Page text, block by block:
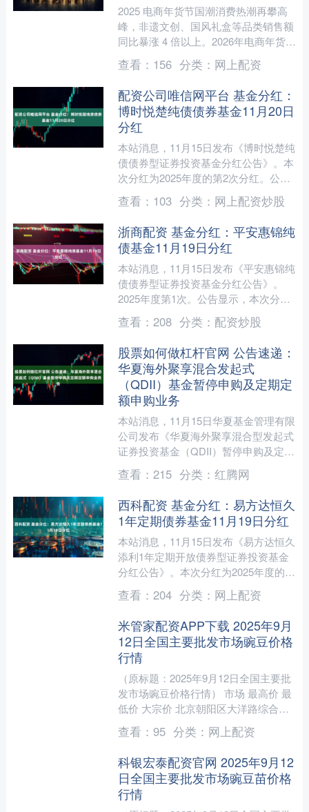
2025 电商年货节国潮消费热潮再攀高
峰，非遗文创、国风礼盒等品类销售额
同比暴涨 4 倍以上。2026年电商年货节
也马上到来，对商家而言，想抓住这波
流量，一张有....
查看： 156 分类： 网上配资
配资公司唯信网平台 基金分红：
博时悦楚纯债债券基金11月20日
分红
本站消息，11月15日发布《博时悦楚纯
债债券型证券投资基金分红公告》。本
次分红为2025年度的第2次分红。公告
显示，本次分红的收益分配基准日为11
月11日，详细....
查看： 103 分类： 网上配资炒股
浙商配资 基金分红：平安惠锦纯
债基金11月19日分红
本站消息，11月15日发布《平安惠锦纯
债债券型证券投资基金分红公告》。
2025年度第1次。公告显示，本次分红
的收益分配基准日为11月11日，详细分
红方案如下： ....
查看： 208 分类： 配资炒股
股票如何做杠杆官网 公告速递：
华夏海外聚享混合发起式
（QDII）基金暂停申购及定期定
额申购业务
本站消息，11月15日华夏基金管理有限
公司发布《华夏海外聚享混合型发起式
证券投资基金（QDII）暂停申购及定期
定额申购业务的公告》。公告中提示，
为保护基金份额持....
查看： 215 分类： 红腾网
西科配资 基金分红：易方达恒久
1年定期债券基金11月19日分红
本站消息，11月15日发布《易方达恒久
添利1年定期开放债券型证券投资基金
分红公告》。本次分红为2025年度的第
1次分红。公告显示，本次分红的收益
分配基准日为11....
查看： 204 分类： 网上配资
米管家配资APP下载 2025年9月
12日全国主要批发市场豌豆价格
行情
（原标题：2025年9月12日全国主要批
发市场豌豆价格行情） 市场 最高价 最
低价 大宗价 北京朝阳区大洋路综合市
场 11.00 9.00 10.00 湖北鄂州....
查看： 95 分类： 网上配资
科银宏泰配资官网 2025年9月12
日全国主要批发市场豌豆苗价格
行情